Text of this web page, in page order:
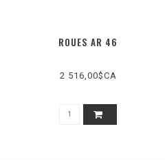
ROUES AR 46
2 516,00$CA